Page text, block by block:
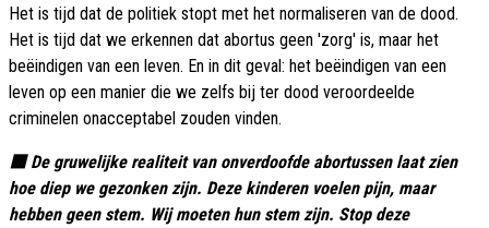
Het is tijd dat de politiek stopt met het normaliseren van de dood.
Het is tijd dat we erkennen dat abortus geen 'zorg' is, maar het
beëindigen van een leven. En in dit geval: het beëindigen van een
leven op een manier die we zelfs bij ter dood veroordeelde
criminelen onacceptabel zouden vinden.
🟥 De gruwelijke realiteit van onverdoofde abortussen laat zien
hoe diep we gezonken zijn. Deze kinderen voelen pijn, maar
hebben geen stem. Wij moeten hun stem zijn. Stop deze